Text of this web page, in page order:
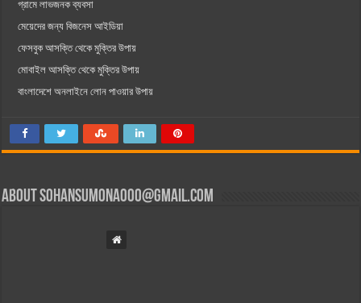
গ্রামে লাভজনক ব্যবসা
মেয়েদের জন্য বিজনেস আইডিয়া
ফেসবুক আসক্তি থেকে মুক্তির উপায়
মোবাইল আসক্তি থেকে মুক্তির উপায়
বাংলাদেশে অনলাইনে লোন পাওয়ার উপায়
Aboutsohansumona000@gmail.com